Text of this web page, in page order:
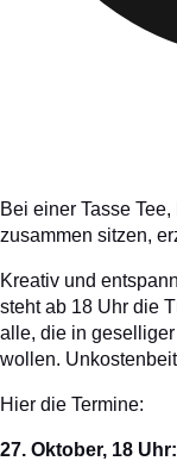
Bei einer Tasse
zusammen sitzen,
Kreativ und
steht ab 18 Uhr die
alle, die in
wollen.
Hier die Termine:
27. Oktober, 18 Uhr: